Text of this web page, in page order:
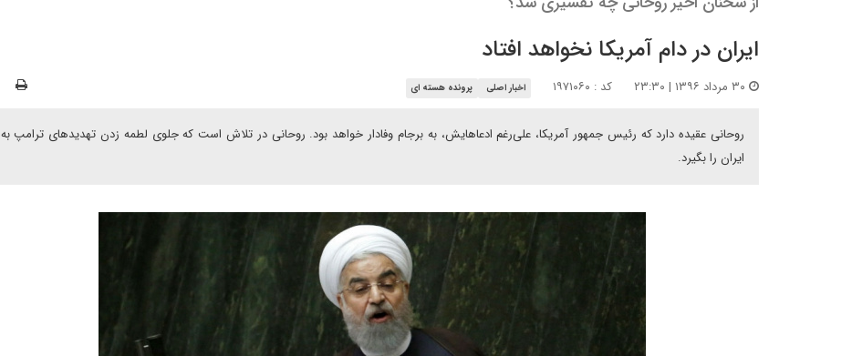
ایران در دام آمریکا نخواهد افتاد
کد : ۱۹۷۱۰۶۰ اخبار اصلی پرونده هسته ای
روحانی عقیده دارد که رئیس جمهور آمریکا، علی‌رغم ادعا‌هایش، به برجام وفادار خواهد بود. روحانی در تلاش است که جلوی لطمه زدن تهدیدهای ترامپ به
ایران را بگیرد.